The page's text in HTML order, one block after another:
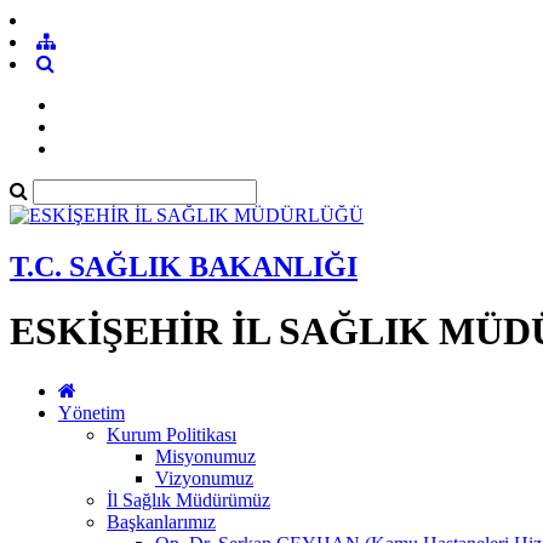
T.C. SAĞLIK BAKANLIĞI
ESKİŞEHİR İL SAĞLIK
Yönetim
Kurum Politikası
Misyonumuz
Vizyonumuz
İl Sağlık Müdürümüz
Başkanlarımız